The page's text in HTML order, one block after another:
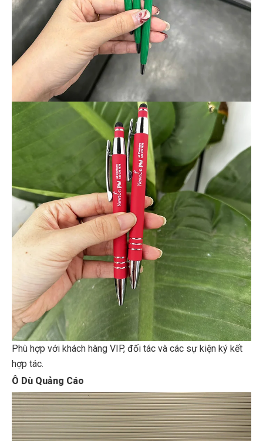
Phù hợp với khách hàng VIP, đối tác và các sự kiện ký kết
hợp tác.
Ô Dù Quảng Cáo